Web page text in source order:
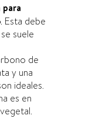
. Esta debe
suele
de
y una
ideales.
es en